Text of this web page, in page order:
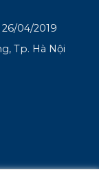
04/2019
Tp. Hà Nội